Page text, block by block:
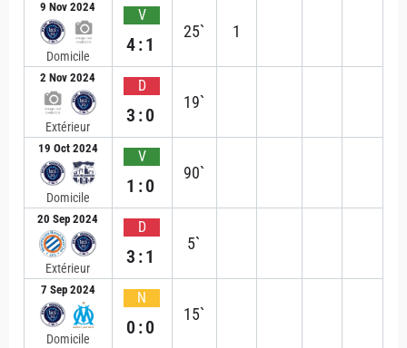
9 Nov 2024
Domicile
V
4:1
25` 1
2 Nov 2024
Extérieur
D
3:0
19`
19 Oct 2024
Domicile
V
1:0
90`
20 Sep 2024
Extérieur
D
3:1
5`
7 Sep 2024
Domicile
N
0:0
15`